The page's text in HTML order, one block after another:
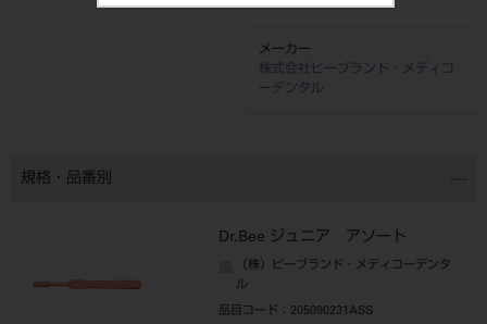
2016/01/05
メーカー
株式会社ビーブランド・メディコ
ーデンタル
規格・品番別
Dr.Bee ジュニア アソート
（株）ビーブランド・メディコーデンタ
ル
品目コード ：205090231ASS